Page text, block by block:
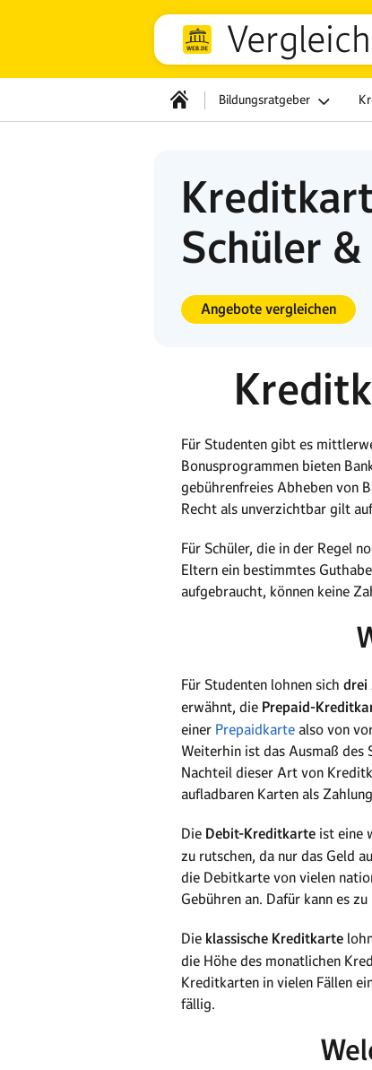
Bildungsratgeber
Schüler
Angebote vergleichen
Für Studenten gibt es
Bonusprogrammen bieten
gebührenfreies Abheben von
Recht als unverzichtbar gilt
Für Schüler, die in der Regel
Eltern ein bestimmtes
aufgebraucht, können keine
Für Studenten lohnen sich drei
erwähnt, die Prepaid-
einer Prepaidkarte also von
Weiterhin ist das Ausmaß des
Nachteil dieser Art von
aufladbaren Karten als
Die Debit-Kreditkarte ist eine
zu rutschen, da nur das Geld
die Debitkarte von vielen
Gebühren an. Dafür kann es
Die klassische Kreditkarte
die Höhe des monatlichen
Kreditkarten in vielen Fällen
fällig.